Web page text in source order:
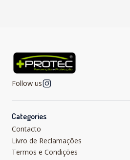
Follow us
Categories
Contacto
Livro de Reclamações
Termos e Condições